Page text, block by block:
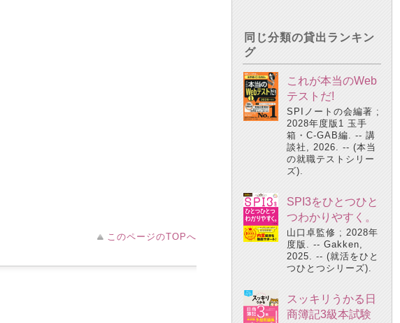
このページのTOPへ
同じ分類の貸出ランキン
グ
これが本当のWeb
テストだ!
SPIノートの会編著 ;
2028年度版1 玉手
箱・C-GAB編. -- 講
談社, 2026. -- (本当
の就職テストシリー
ズ).
SPI3をひとつひと
つわかりやすく。
山口卓監修 ; 2028年
度版. -- Gakken,
2025. -- (就活をひと
つひとつシリーズ).
スッキリうかる日
商簿記3級本試験